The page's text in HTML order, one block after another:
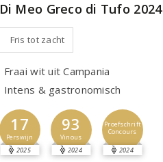
Di Meo Greco di Tufo 2024
Fris tot zacht
Fraai wit uit Campania
Intens & gastronomisch
17
Perswijn
2025
93
Vinous
2024
Proefschrift
Concours
2024